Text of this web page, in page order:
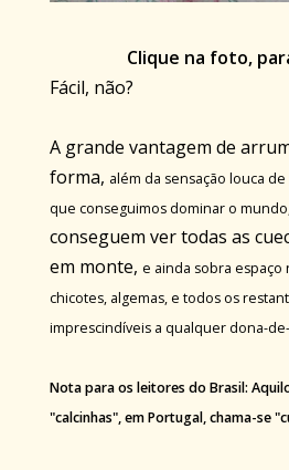
Clique na foto,
Fácil, não?
A grande vantagem de
forma, além da sensação louca
que conseguimos dominar o
conseguem ver todas as
em monte, e ainda sobra espaço
chicotes, algemas, e todos os
imprescindíveis a qualquer dona-
Nota para os leitores do Brasil:
"calcinhas", em Portugal, chama-se